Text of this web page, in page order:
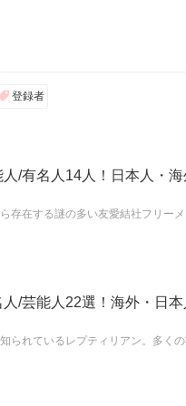
登録者
/有名人14人！日本人・
存在する謎の多い友愛結社フリー
/芸能人22選！海外・日
られているレプティリアン。多く